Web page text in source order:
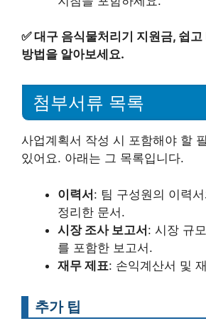
✅대구 음식물처리기 지원금, 쉽
방법을 알아보세요.
첨부서류 목록
사업계획서 작성 시 포함해야 할
있어요. 아래는 그 목록입니다.
이력서: 팀 구성원의 이력
정리한 문서.
시장 조사 보고서: 시장 규
를 포함한 보고서.
재무 제표: 손익계산서 및
추가 팁